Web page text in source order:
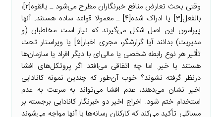
وقتی بحث تعارض منافع خبرنگاران مطرح می‌شود ـ بالقوه[۲]،
بالفعل[۳] یا ادراک شده[۴] ـ معمولا قواعد ساده هستند. آنها
پیرامون این اصل شکل می‌گیرند که نیاز است مخاطبان (و
مدیریت) بدانند آیا گزارشگر، مجری اخبار[۵] یا ویراستار تحت
تأثیر هر نوع رابطه شخصی یا مالی‌ای با دیگر افراد یا سازمان‌ها
هستند یا خیر. اما چه اتفاقی می‌افتد اگر پروتکل‌های افشا
درنظر گرفته نشوند؟ خوب آن‌طور که چندین نمونه کانادایی
اخیر نشان می‌دهند، عدم افشا می‌تواند به سرعت به عدم
استخدام ختم شود. اخراج اخیر دو خبرنگار کانادایی برجسته بر
مسائلی تأکید می‌کند که کارکنان رسانه‌ها با آنها مواجه می‌شوند